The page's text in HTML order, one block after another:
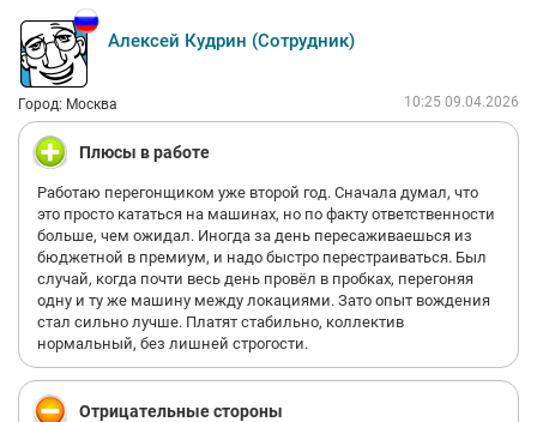
Алексей Кудрин (Сотрудник)
Город: Москва 10:25 09.04.2026
Плюсы в работе
Работаю перегонщиком уже второй год. Сначала думал, что
это просто кататься на машинах, но по факту ответственности
больше, чем ожидал. Иногда за день пересаживаешься из
бюджетной в премиум, и надо быстро перестраиваться. Был
случай, когда почти весь день провёл в пробках, перегоняя
одну и ту же машину между локациями. Зато опыт вождения
стал сильно лучше. Платят стабильно, коллектив
нормальный, без лишней строгости.
Отрицательные стороны